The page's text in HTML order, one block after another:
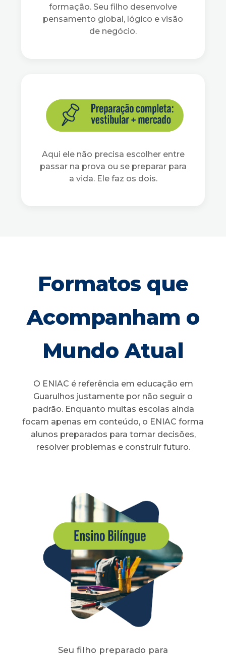
formação. Seu filho desenvolve
pensamento global, lógico e visão
de negócio.
Aqui ele não precisa escolher entre
passar na prova ou se preparar para
a vida. Ele faz os dois.
Formatos que
Acompanham o
Mundo Atual
O ENIAC é referência em educação em
Guarulhos justamente por não seguir o
padrão. Enquanto muitas escolas ainda
focam apenas em conteúdo, o ENIAC forma
alunos preparados para tomar decisões,
resolver problemas e construir futuro.
Seu filho preparado para